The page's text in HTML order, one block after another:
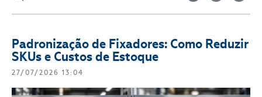
Padronização de Fixadores: Como Reduzir
SKUs e Custos de Estoque
27/07/2026 13:04